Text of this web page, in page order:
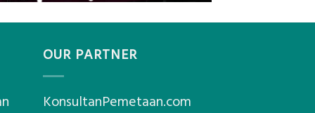
OUR PARTNER
KonsultanPemetaan.com